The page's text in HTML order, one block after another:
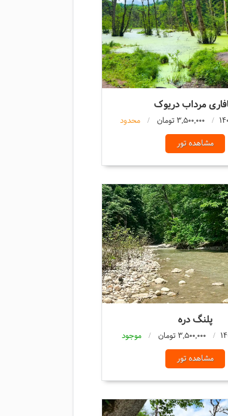
مرداب دریوک
3,500,000 تومان
محدود
مشاهده تور
پلنگ دره
3,500,000 تومان
موجود
مشاهده تور